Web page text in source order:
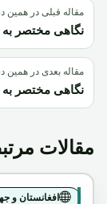
مقاله قبلی در همین
نگاهی مختصر
مقاله بعدی در همین
نگاهی مختصر
مقالات
افغانستان و